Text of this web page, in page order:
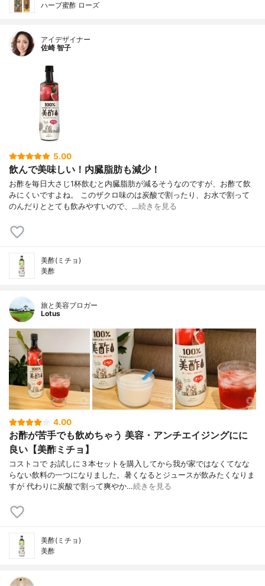
ハーブ蜜酢 ローズ
アイデザイナー
佐崎 智子
5.00
飲んで美味しい！内臓脂肪も減少！
お酢を毎日大さじ1杯飲むと内臓脂肪が減るそうなのですが、お酢て飲
みにくいですよね。 このザクロ味のは炭酸で割ったり、お水で割って
のんだりととても飲みやすいので、…続きを見る
美酢(ミチョ)
美酢
旅と美容ブロガー
Lotus
4.00
お酢が苦手でも飲めちゃう 美容・アンチエイジングにに
良い【美酢ミチョ】
コストコで お試しに３本セットを購入してから我が家ではなくてなな
らない飲料の一つになりました。暑くなるとジュースが飲みたくなりま
すが 代わりに炭酸で割って爽やか…続きを見る
美酢(ミチョ)
美酢